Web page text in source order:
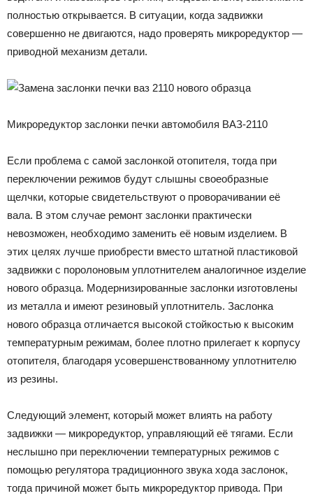
полностью открывается. В ситуации, когда задвижки
совершенно не двигаются, надо проверять микроредуктор —
приводной механизм детали.
Микроредуктор заслонки печки автомобиля ВАЗ-2110
Если проблема с самой заслонкой отопителя, тогда при
переключении режимов будут слышны своеобразные
щелчки, которые свидетельствуют о проворачивании её
вала. В этом случае ремонт заслонки практически
невозможен, необходимо заменить её новым изделием. В
этих целях лучше приобрести вместо штатной пластиковой
задвижки с поролоновым уплотнителем аналогичное изделие
нового образца. Модернизированные заслонки изготовлены
из металла и имеют резиновый уплотнитель. Заслонка
нового образца отличается высокой стойкостью к высоким
температурным режимам, более плотно прилегает к корпусу
отопителя, благодаря усовершенствованному уплотнителю
из резины.
Следующий элемент, который может влиять на работу
задвижки — микроредуктор, управляющий её тягами. Если
неслышно при переключении температурных режимов с
помощью регулятора традиционного звука хода заслонок,
тогда причиной может быть микроредуктор привода. При